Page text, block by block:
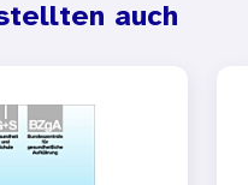
auch